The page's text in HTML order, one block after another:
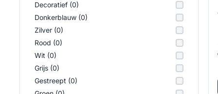
Decoratief (0)
Donkerblauw (0)
Zilver (0)
Rood (0)
Wit (0)
Grijs (0)
Gestreept (0)